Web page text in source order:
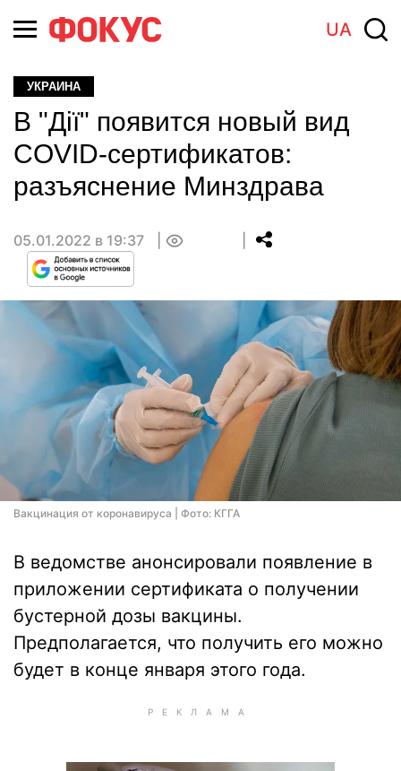
UA
УКРАИНА
В "Дії" появится новый вид
COVID-сертификатов:
разъяснение Минздрава
05.01.2022 в 19:37
Вакцинация от коронавируса | Фото: КГГА
В ведомстве анонсировали появление в
приложении сертификата о получении
бустерной дозы вакцины.
Предполагается, что получить его можно
будет в конце января этого года.